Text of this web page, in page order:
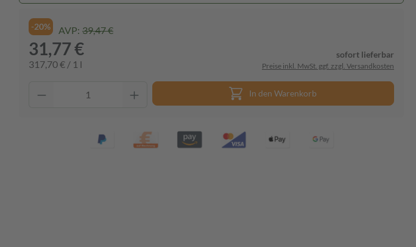
-20% AVP: 39,47 €
31,77 €
317,70 € / 1 l
sofort lieferbar
Preise inkl. MwSt. ggf. zzgl. Versandkosten
In den Warenkorb